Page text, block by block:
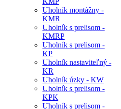
Uholník montážny -
KMR
Uholník s prelisom -
KMRP
Uholník s prelisom -
KP
Uholník nastaviteľný -
KR
Uholník úzky - KW
Uholník s prelisom -
KPK
Uholník s prelisom -